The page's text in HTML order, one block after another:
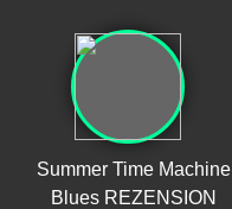
Summer Time Machine
Blues REZENSION